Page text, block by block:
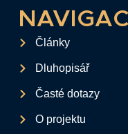
Články
Dluhopisář
Časté dotazy
O projektu